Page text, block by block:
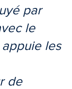
par
le
les
de